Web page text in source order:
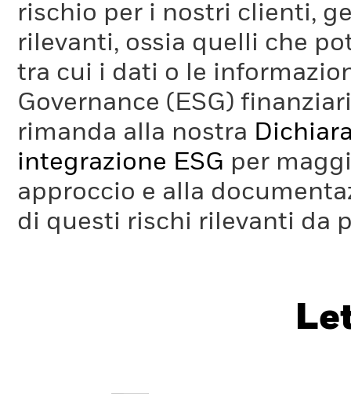
rischio per i nostri clienti,
rilevanti, ossia quelli che
tra cui i dati o le
Governance (ESG)
rimanda alla nostra
integrazione ESG per
approccio e alla
di questi rischi rilevanti da